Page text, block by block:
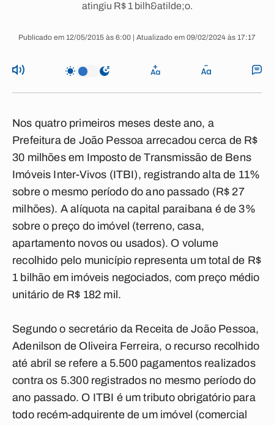
atingiu R$ 1 bilh&atilde;o.
Publicado em 12/05/2015 às 6:00 | Atualizado em 09/02/2024 às 17:17
Nos quatro primeiros meses deste ano, a
Prefeitura de João Pessoa arrecadou cerca de R$
30 milhões em Imposto de Transmissão de Bens
Imóveis Inter-Vivos (ITBI), registrando alta de 11%
sobre o mesmo período do ano passado (R$ 27
milhões). A alíquota na capital paraibana é de 3%
sobre o preço do imóvel (terreno, casa,
apartamento novos ou usados). O volume
recolhido pelo município representa um total de R$
1 bilhão em imóveis negociados, com preço médio
unitário de R$ 182 mil.
Segundo o secretário da Receita de João Pessoa,
Adenilson de Oliveira Ferreira, o recurso recolhido
até abril se refere a 5.500 pagamentos realizados
contra os 5.300 registrados no mesmo período do
ano passado. O ITBI é um tributo obrigatório para
todo recém-adquirente de um imóvel (comercial